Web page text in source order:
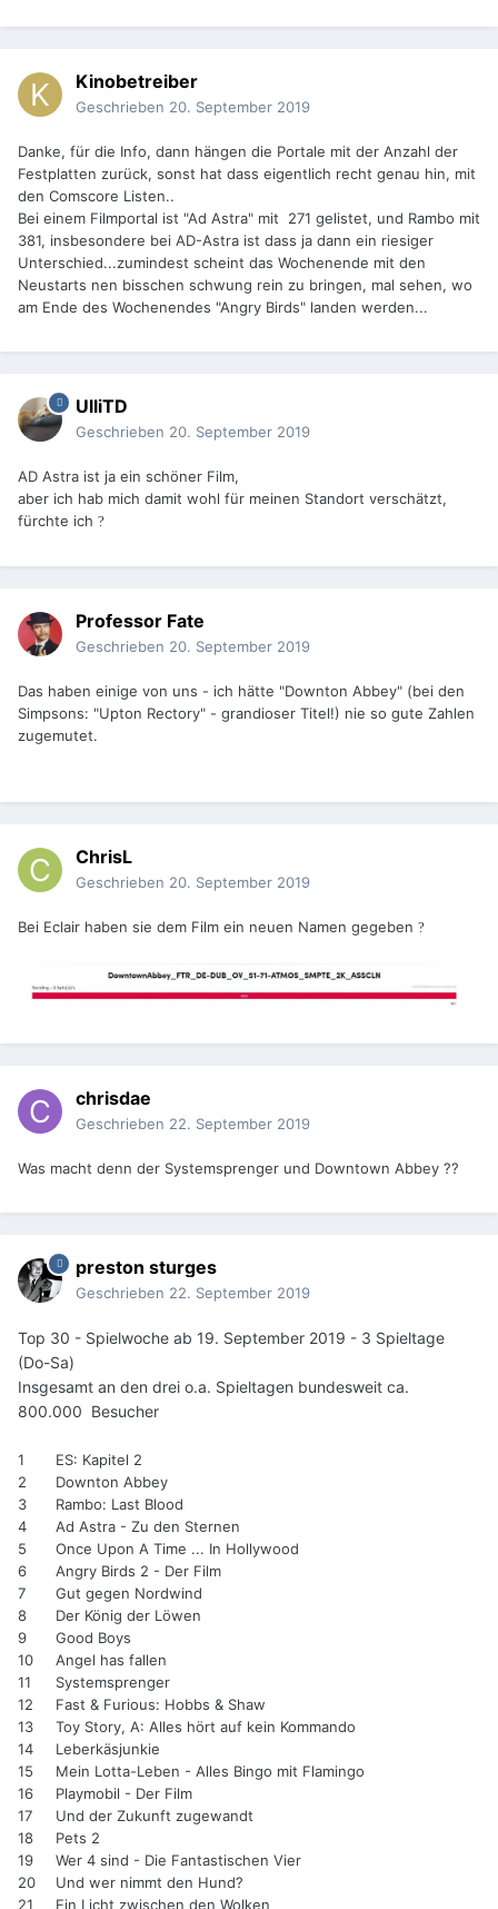
Kinobetreiber
Geschrieben 20. September 2019
Danke, für die Info, dann hängen die Portale mit der Anzahl der
Festplatten zurück, sonst hat dass eigentlich recht genau hin, mit
den Comscore Listen..
Bei einem Filmportal ist "Ad Astra" mit 271 gelistet, und Rambo mit
381, insbesondere bei AD-Astra ist dass ja dann ein riesiger
Unterschied...zumindest scheint das Wochenende mit den
Neustarts nen bisschen schwung rein zu bringen, mal sehen, wo
am Ende des Wochenendes "Angry Birds" landen werden...
UlliTD
Geschrieben 20. September 2019
AD Astra ist ja ein schöner Film,
aber ich hab mich damit wohl für meinen Standort verschätzt,
fürchte ich ?
Professor Fate
Geschrieben 20. September 2019
Das haben einige von uns - ich hätte "Downton Abbey" (bei den
Simpsons: "Upton Rectory" - grandioser Titel!) nie so gute Zahlen
zugemutet.
ChrisL
Geschrieben 20. September 2019
Bei Eclair haben sie dem Film ein neuen Namen gegeben ?
chrisdae
Geschrieben 22. September 2019
Was macht denn der Systemsprenger und Downtown Abbey ??
preston sturges
Geschrieben 22. September 2019
Top 30 - Spielwoche ab 19. September 2019 - 3 Spieltage
(Do-Sa)
Insgesamt an den drei o.a. Spieltagen bundesweit ca.
800.000 Besucher
1
ES: Kapitel 2
2
Downton Abbey
3
Rambo: Last Blood
4
Ad Astra - Zu den Sternen
5
Once Upon A Time ... In Hollywood
6
Angry Birds 2 - Der Film
7
Gut gegen Nordwind
8
Der König der Löwen
9
Good Boys
10
Angel has fallen
11
Systemsprenger
12
Fast & Furious: Hobbs & Shaw
13
Toy Story, A: Alles hört auf kein Kommando
14
Leberkäsjunkie
15
Mein Lotta-Leben - Alles Bingo mit Flamingo
16
Playmobil - Der Film
17
Und der Zukunft zugewandt
18
Pets 2
19
Wer 4 sind - Die Fantastischen Vier
20
Und wer nimmt den Hund?
21
Ein Licht zwischen den Wolken